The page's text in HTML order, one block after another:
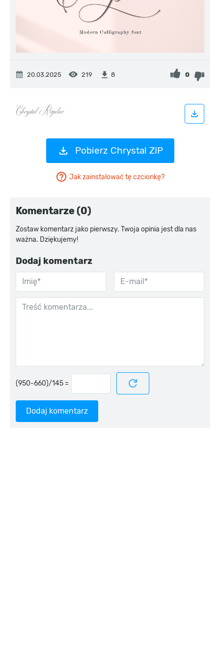
20.03.2025 219 8 0
Pobierz Chrystal ZIP
Jak zainstalować tę czcionkę?
Komentarze (0)
Zostaw komentarz jako pierwszy. Twoja opinia jest dla nas
ważna. Dziękujemy!
Dodaj komentarz
=
Dodaj komentarz